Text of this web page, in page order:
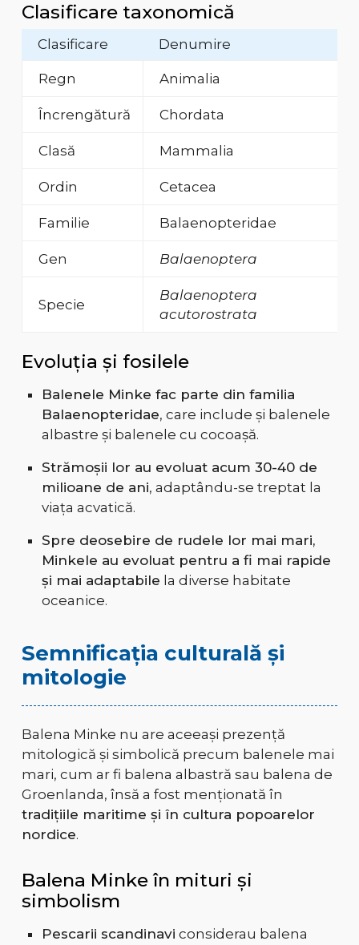
Clasificare taxonomică
Clasificare Denumire
Regn Animalia
Încrengătură Chordata
Clasă Mammalia
Ordin Cetacea
Familie Balaenopteridae
Gen Balaenoptera
Specie
Balaenoptera
acutorostrata
Evoluția și fosilele
Balenele Minke fac parte din familia
Balaenopteridae, care include și balenele
albastre și balenele cu cocoașă.
Strămoșii lor au evoluat acum 30-40 de
milioane de ani, adaptându-se treptat la
viața acvatică.
Spre deosebire de rudele lor mai mari,
Minkele au evoluat pentru a fi mai rapide
și mai adaptabile la diverse habitate
oceanice.
Semnificația culturală și
mitologie
Balena Minke nu are aceeași prezență
mitologică și simbolică precum balenele mai
mari, cum ar fi balena albastră sau balena de
Groenlanda, însă a fost menționată în
tradițiile maritime și în cultura popoarelor
nordice.
Balena Minke în mituri și
simbolism
Pescarii scandinavi considerau balena